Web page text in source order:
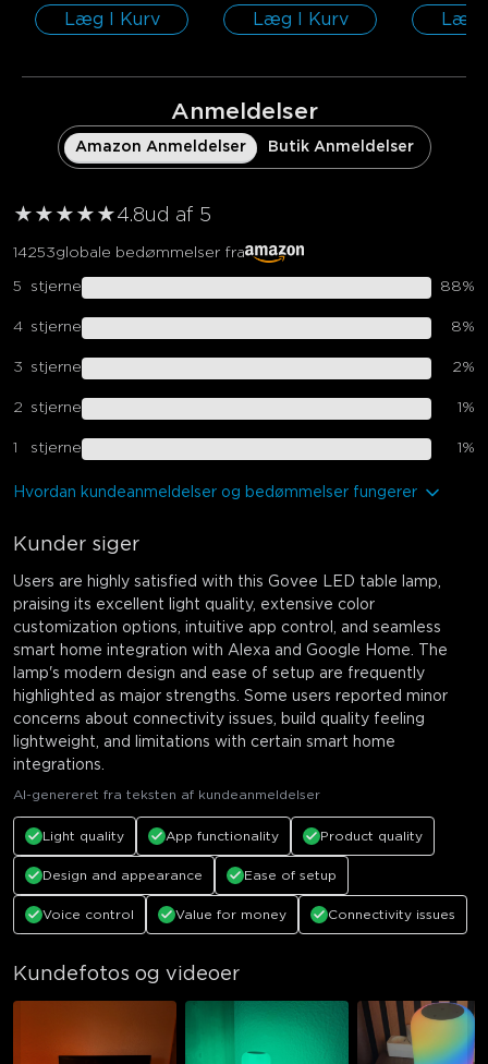
Læg I Kurv Læg I Kurv Læg
Anmeldelser
Amazon Anmeldelser Butik Anmeldelser
★ ★ ★ ★ ★4.8ud af 5
14253globale bedømmelser fra
5 stjerne 88%
4 stjerne 8%
3 stjerne 2%
2 stjerne 1 %
1 stjerne 1 %
Hvordan kundeanmeldelser og bedømmelser fungerer
Kunder siger
Users are highly satisfied with this Govee LED table lamp,
praising its excellent light quality, extensive color
customization options, intuitive app control, and seamless
smart home integration with Alexa and Google Home. The
lamp's modern design and ease of setup are frequently
highlighted as major strengths. Some users reported minor
concerns about connectivity issues, build quality feeling
lightweight, and limitations with certain smart home
integrations.
AI-genereret fra teksten af kundeanmeldelser
Light quality App functionality Product quality
Design and appearance Ease of setup
Voice control Value for money Connectivity issues
Kundefotos og videoer